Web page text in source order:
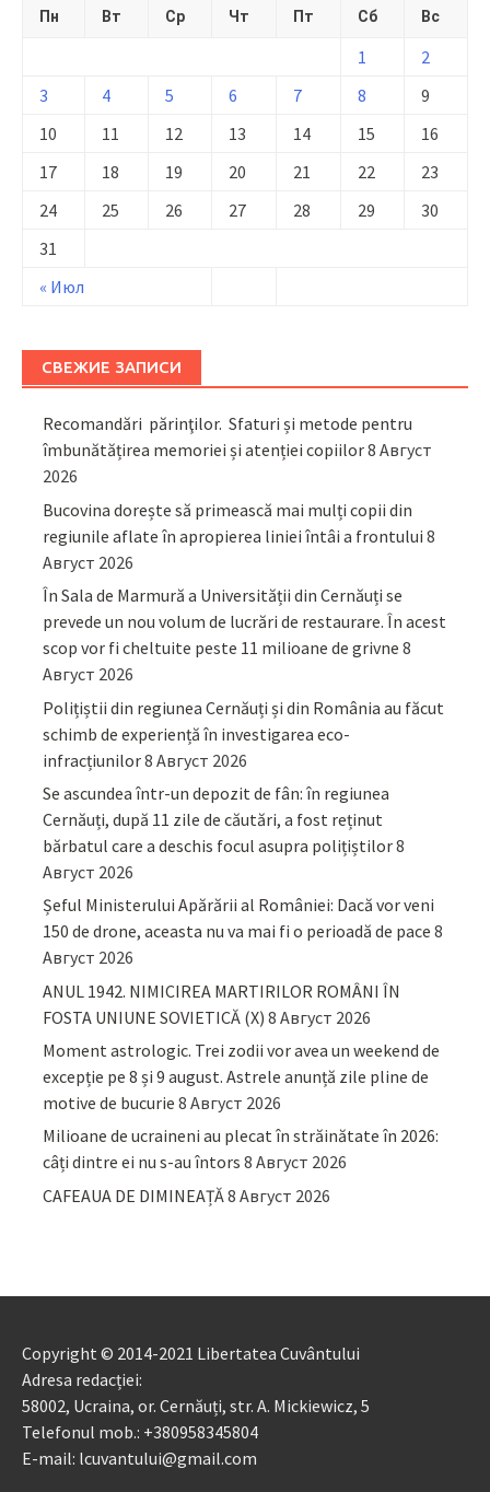
Пн Вт Ср Чт Пт Сб Вс
« Июл
1
2
3
4 5 6 7 8
9
10
11 12 13 14 15
16
17
18 19 20 21 22
23
24
25 26 27 28 29
30
31
СВЕЖИЕ ЗАПИСИ
Recomandări părinţilor. Sfaturi și metode pentru
îmbunătățirea memoriei și atenției copiilor8 Август
2026
Bucovina dorește să primească mai mulți copii din
regiunile aflate în apropierea liniei întâi a frontului 8
Август 2026
În Sala de Marmură a Universității din Cernăuți se
prevede un nou volum de lucrări de restaurare. În acest
scop vor fi cheltuite peste 11 milioane de grivne 8
Август 2026
Polițiștii din regiunea Cernăuți și din România au făcut
schimb de experiență în investigarea eco-
infracțiunilor8 Август 2026
Se ascundea într-un depozit de fân: în regiunea
Cernăuți, după 11 zile de căutări, a fost reținut
bărbatul care a deschis focul asupra polițiștilor8
Август 2026
Șeful Ministerului Apărării al României: Dacă vor veni
150 de drone, aceasta nu va mai fi o perioadă de pace 8
Август 2026
ANUL 1942. NIMICIREA MARTIRILOR ROMÂNI ÎN
FOSTA UNIUNE SOVIETICĂ (X) 8 Август 2026
Moment astrologic. Trei zodii vor avea un weekend de
excepție pe 8 și 9 august. Astrele anunță zile pline de
motive de bucurie 8 Август 2026
Milioane de ucraineni au plecat în străinătate în 2026:
câți dintre ei nu s-au întors 8 Август 2026
CAFEAUA DE DIMINEAȚĂ8 Август 2026
Copyright © 2014-2021 Libertatea Cuvântului
Adresa redacției:
58002, Ucraina, or. Cernăuți, str. A. Mickiewicz, 5
Telefonul mob.: +380958345804
E-mail: lcuvantului@gmail.com